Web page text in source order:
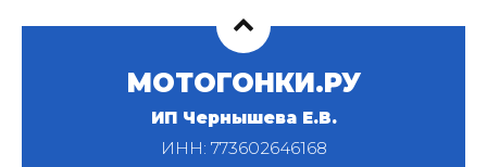
МОТОГОНКИ.РУ
ИП Чернышева Е.В.
ИНН: 773602646168